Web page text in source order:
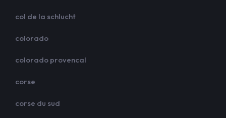
col de la schlucht
colorado
colorado provencal
corse
corse du sud